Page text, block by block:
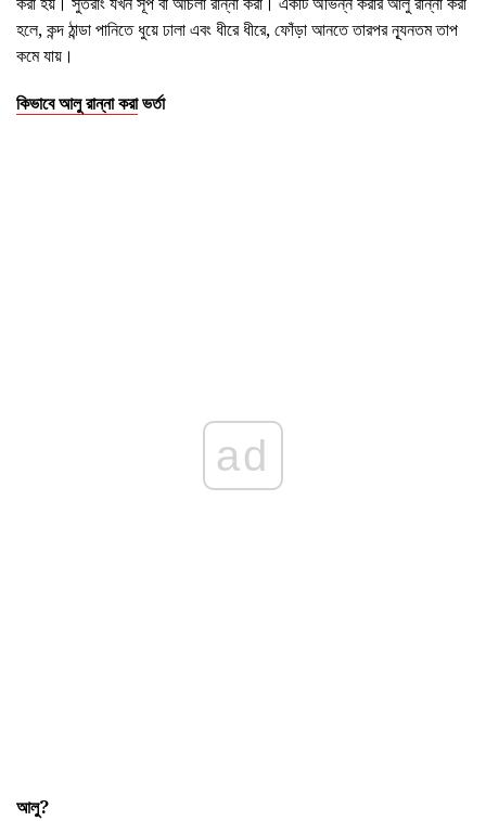
হলে, কন্দ ঠান্ডা পানিতে ধুয়ে ঢালা এবং ধীরে ধীরে, ফোঁড়া আনতে তারপর ন্যূনতম তাপ
কমে যায়।
কিভাবে আলু রান্না করাভর্তা
ad
আলু?